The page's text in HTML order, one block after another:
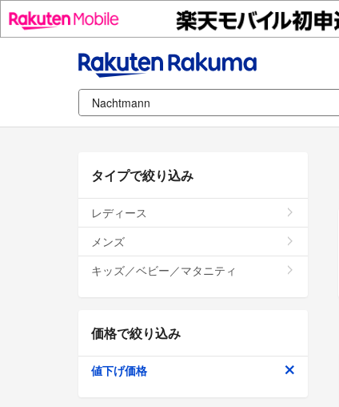
タイプで絞り込み
レディース
メンズ
キッズ／ベビー／マタニティ
価格で絞り込み
値下げ価格